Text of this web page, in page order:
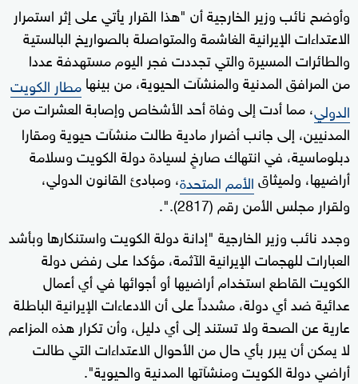
وأوضح نائب وزير الخارجية أن "هذا القرار يأتي على إثر استمرار
الاعتداءات الإيرانية الغاشمة والمتواصلة بالصواريخ البالستية
والطائرات المسيرة والتي تجددت فجر اليوم مستهدفة عددا
من المرافق المدنية والمنشآت الحيوية، من بينهامطار الكويت
الدولي، مما أدت إلى وفاة أحد الأشخاص وإصابة العشرات من
المدنيين، إلى جانب أضرار مادية طالت منشآت حيوية ومقارا
دبلوماسية، في انتهاك صارخٍ لسيادة دولة الكويت وسلامة
أراضيها، ولميثاقالأمم المتحدة، ومبادئ القانون الدولي،
ولقرار مجلس الأمن رقم (2817).".
وجدد نائب وزير الخارجية "إدانة دولة الكويت واستنكارها وبأشد
العبارات للهجمات الإيرانية الآثمة، مؤكدا على رفض دولة
الكويت القاطع استخدام أراضيها أو أجوائها في أي أعمال
عدائية ضد أي دولة، مشدداً على أن الادعاءات الإيرانية الباطلة
عارية عن الصحة ولا تستند إلى أي دليل، وأن تكرار هذه المزاعم
لا يمكن أن يبرر بأي حال من الأحوال الاعتداءات التي طالت
أراضي دولة الكويت ومنشآتها المدنية والحيوية".